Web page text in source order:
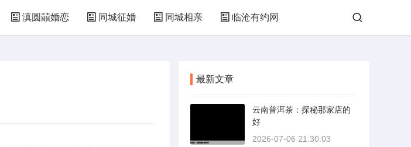
滇圆囍婚恋 同城征婚 同城相亲 临沧有约网
最新文章
云南普洱茶：探秘那家店的
好
2026-07-06 21:30:03